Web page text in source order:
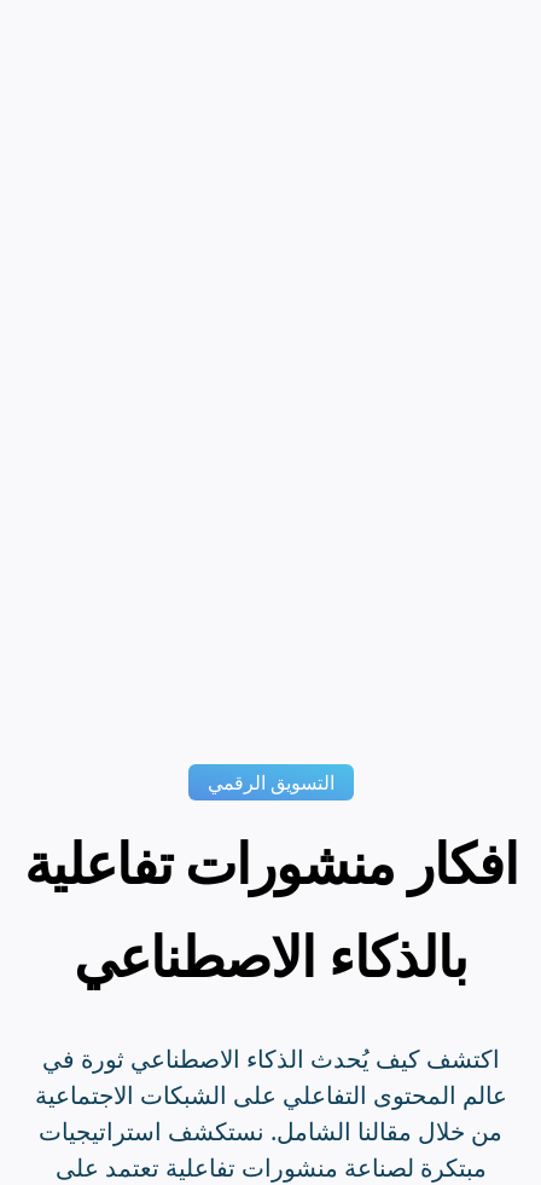
التسويق الرقمي
افكار منشورات تفاعلية
بالذكاء الاصطناعي
اكتشف كيف يُحدث الذكاء الاصطناعي ثورة في
عالم المحتوى التفاعلي على الشبكات الاجتماعية
من خلال مقالنا الشامل. نستكشف استراتيجيات
مبتكرة لصناعة منشورات تفاعلية تعتمد على